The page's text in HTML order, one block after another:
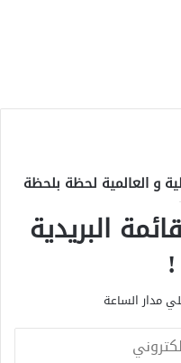
و العالمية لحظة بلحظة
البريدية
!